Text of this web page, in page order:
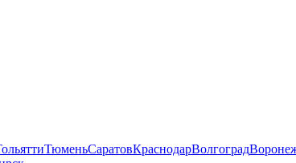
ТюменьСаратовКраснодарВолгоград